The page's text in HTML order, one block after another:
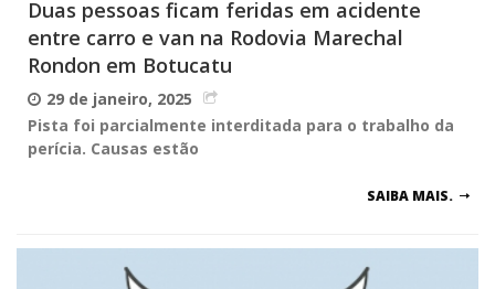
Duas pessoas ficam feridas em acidente
entre carro e van na Rodovia Marechal
Rondon em Botucatu
29 de janeiro, 2025
Pista foi parcialmente interditada para o trabalho da
perícia. Causas estão
SAIBA MAIS.